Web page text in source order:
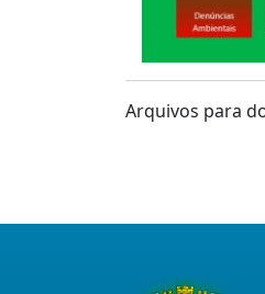
Arquivos para